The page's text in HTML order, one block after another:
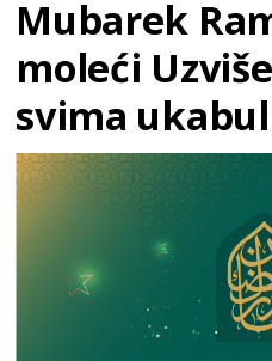
Mubarek
moleći
svima